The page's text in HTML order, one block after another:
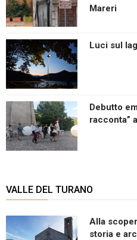
Mareri
Luci sul
Debutto
racconta”
VALLE DEL TURANO
Alla
storia e